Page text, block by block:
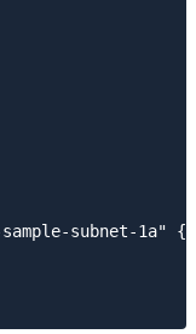
subnet-1a" {